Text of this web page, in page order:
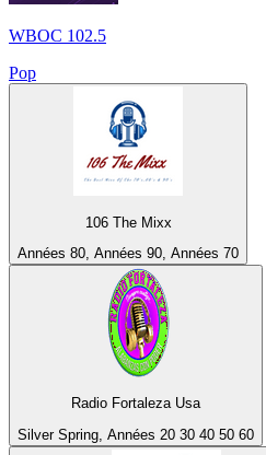
WBOC 102.5
Pop
106 The Mixx
Années 80, Années 90, Années 70
Radio Fortaleza Usa
Silver Spring, Années 20 30 40 50 60